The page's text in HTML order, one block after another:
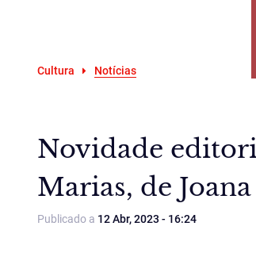
Cultura Notícias
Novidade
Marias, de
Publicado a 12 Abr, 2023 - 16:24